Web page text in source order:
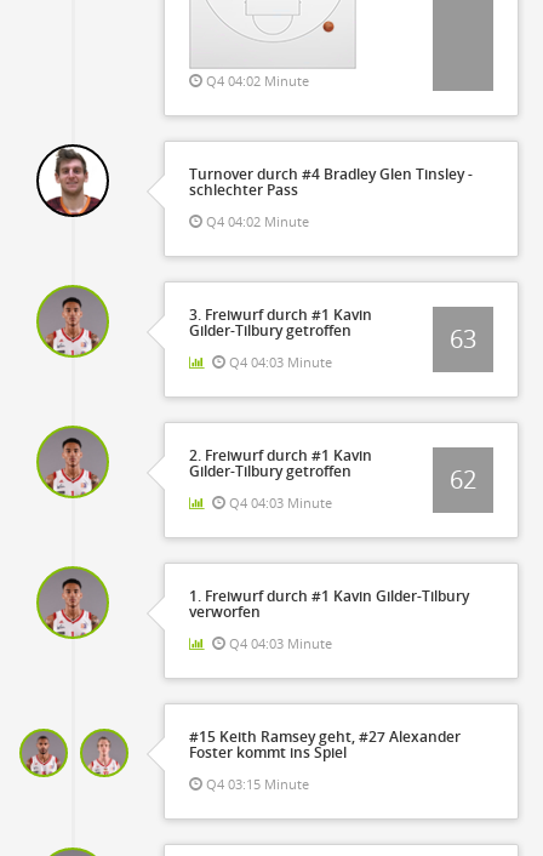
Q4 04:02 Minute
Turnover durch #4 Bradley Glen Tinsley -
schlechter Pass
Q4 04:02 Minute
3. Freiwurf durch #1 Kavin
Gilder-Tilbury getroffen
Q4 04:03 Minute
63
2. Freiwurf durch #1 Kavin
Gilder-Tilbury getroffen
Q4 04:03 Minute
62
1. Freiwurf durch #1 Kavin Gilder-Tilbury
verworfen
Q4 04:03 Minute
#15 Keith Ramsey geht, #27 Alexander
Foster kommt ins Spiel
Q4 03:15 Minute